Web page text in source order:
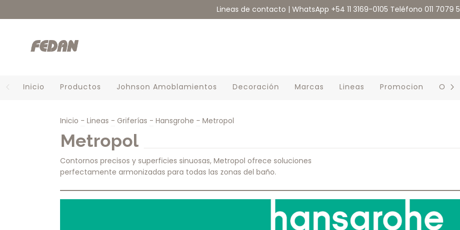
Lineas de contacto | WhatsApp +54 11 3169-0105 Teléfono 011 7079
Inicio Productos Johnson Amoblamientos Decoración Marcas Lineas Promocion
Inicio - Lineas - Griferías - Hansgrohe - Metropol
Metropol
Contornos precisos y superficies sinuosas, Metropol ofrece soluciones
perfectamente armonizadas para todas las zonas del baño.